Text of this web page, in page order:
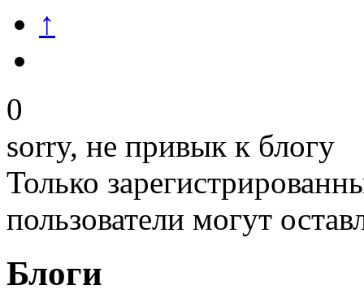
↑
0
sorry, не привык к блогу
Только
пользователи могут
Блоги